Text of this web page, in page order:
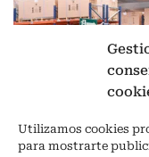
Utilizamos cookies
para mostrarte
Aviso legal|
Ctra. A-3132, De